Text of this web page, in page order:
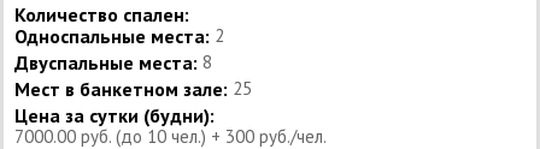
Количество спален:
Односпальные места: 2
Двуспальные места: 8
Мест в банкетном зале: 25
Цена за сутки (будни):
7000.00 руб. (до 10 чел.) + 300 руб./чел.